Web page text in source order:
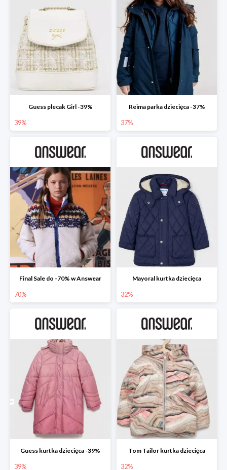
Guess plecak Girl -39%
39%
Reima parka dziecięca -37%
37%
Final Sale do -70% w Answear
70%
Mayoral kurtka dziecięca
32%
Guess kurtka dziecięca -39%
39%
Tom Tailor kurtka dziecięca
32%